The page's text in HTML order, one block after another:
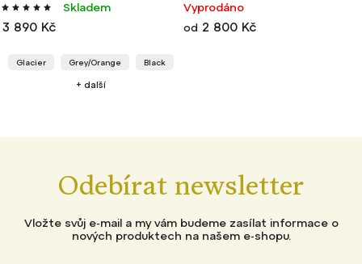
Skladem
3 890 Kč
Glacier Grey/Orange Black
+ další
Vyprodáno
od 2 800 Kč
Odebírat newsletter
Vložte svůj e-mail a my vám budeme zasílat informace o
nových produktech na našem e-shopu.